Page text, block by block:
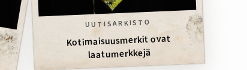
UUTISARKISTO
Kotimaisuusmerkit ovat
laatumerkkejä